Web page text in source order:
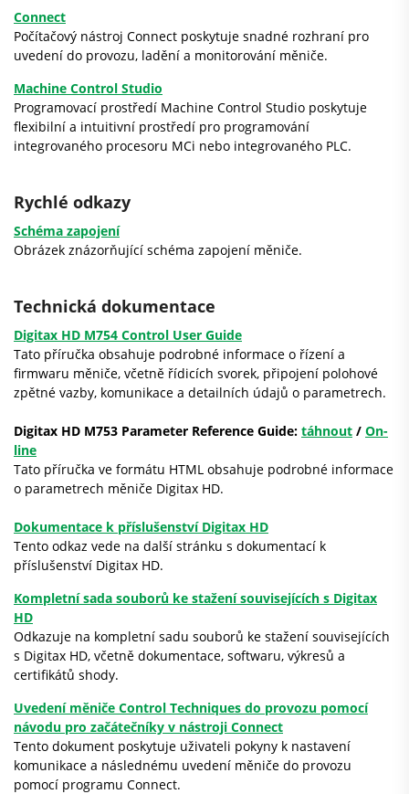
Connect
Počítačový nástroj Connect poskytuje snadné rozhraní pro
uvedení do provozu, ladění a monitorování měniče.
Machine Control Studio
Programovací prostředí Machine Control Studio poskytuje
flexibilní a intuitivní prostředí pro programování
integrovaného procesoru MCi nebo integrovaného PLC.
Rychlé odkazy
Schéma zapojení
Obrázek znázorňující schéma zapojení měniče.
Technická dokumentace
Digitax HD M754 Control User Guide
Tato příručka obsahuje podrobné informace o řízení a
firmwaru měniče, včetně řídicích svorek, připojení polohové
zpětné vazby, komunikace a detailních údajů o parametrech.
Digitax HD M753 Parameter Reference Guide: táhnout / On-
line
Tato příručka ve formátu HTML obsahuje podrobné informace
o parametrech měniče Digitax HD.
Dokumentace k příslušenství Digitax HD
Tento odkaz vede na další stránku s dokumentací k
příslušenství Digitax HD.
Kompletní sada souborů ke stažení souvisejících s Digitax
HD
Odkazuje na kompletní sadu souborů ke stažení souvisejících
s Digitax HD, včetně dokumentace, softwaru, výkresů a
certifikátů shody.
Uvedení měniče Control Techniques do provozu pomocí
návodu pro začátečníky v nástroji Connect
Tento dokument poskytuje uživateli pokyny k nastavení
komunikace a následnému uvedení měniče do provozu
pomocí programu Connect.